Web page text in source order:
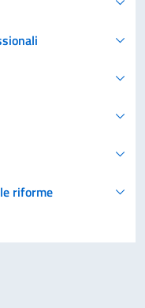
riforme